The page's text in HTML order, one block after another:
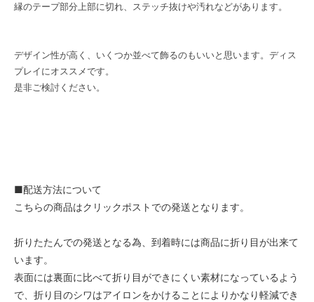
縁のテープ部分上部に切れ、ステッチ抜けや汚れなどがあります。
デザイン性が高く、いくつか並べて飾るのもいいと思います。ディス
プレイにオススメです。
是非ご検討ください。
■配送方法について
こちらの商品はクリックポストでの発送となります。
折りたたんでの発送となる為、到着時には商品に折り目が出来て
います。
表面には裏面に比べて折り目ができにくい素材になっているよう
で、折り目のシワはアイロンをかけることによりかなり軽減でき